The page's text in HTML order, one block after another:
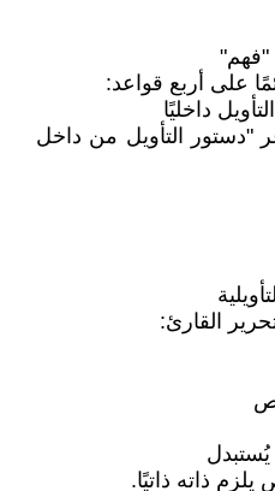
"فهم"
على أربع قواعد:
"دستور التأويل من داخل
القارئ:
يلزم ذاته ذاتيًا.